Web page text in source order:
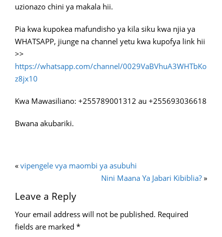
uzionazo chini ya makala hii.
Pia kwa kupokea mafundisho ya kila siku kwa njia ya
WHATSAPP, jiunge na channel yetu kwa kupofya link hii
>>
https://whatsapp.com/channel/0029VaBVhuA3WHTbKo
z8jx10
Kwa Mawasiliano: +255789001312 au +255693036618
Bwana akubariki.
« vipengele vya maombi ya asubuhi
Nini Maana Ya Jabari Kibiblia? »
Leave a Reply
Your email address will not be published. Required
fields are marked *